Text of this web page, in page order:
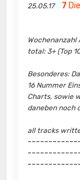
25.05.17 07
Wochenanzahl
total: 3+ (Top
Besonderes:
16 Nummer
Charts, sowie
daneben noch
all tracks